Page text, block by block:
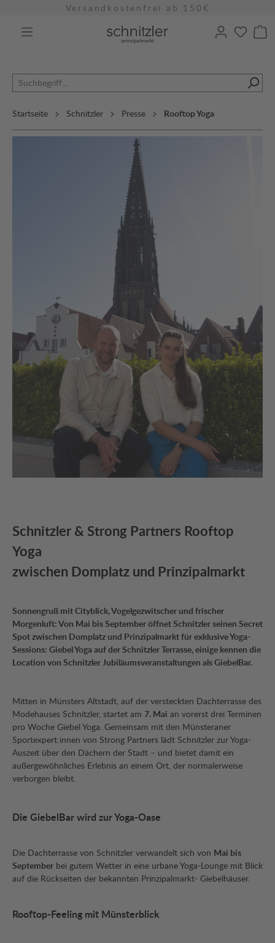
Versandkostenfrei ab 150€
Startseite Schnitzler Presse Rooftop Yoga
Schnitzler & Strong Partners Rooftop
Yoga
zwischen Domplatz und Prinzipalmarkt
Sonnengruß mit Cityblick, Vogelgezwitscher und frischer
Morgenluft: Von Mai bis September öffnet Schnitzler seinen Secret
Spot zwischen Domplatz und Prinzipalmarkt für exklusive Yoga-
Sessions: Giebel Yoga auf der Schnitzler Terrasse, einige kennen die
Location von Schnitzler Jubiläumsveranstaltungen als GiebelBar.
Mitten in Münsters Altstadt, auf der versteckten Dachterrasse des
Modehauses Schnitzler, startet am 7. Mai an vorerst drei Terminen
pro Woche Giebel Yoga. Gemeinsam mit den Münsteraner
Sportexpert:innen von Strong Partners lädt Schnitzler zur Yoga-
Auszeit über den Dächern der Stadt – und bietet damit ein
außergewöhnliches Erlebnis an einem Ort, der normalerweise
verborgen bleibt.
Die GiebelBar wird zur Yoga-Oase
Die Dachterrasse von Schnitzler verwandelt sich von Mai bis
September bei gutem Wetter in eine urbane Yoga-Lounge mit Blick
auf die Rückseiten der bekannten Prinzipalmarkt- Giebelhäuser.
Rooftop-Feeling mit Münsterblick